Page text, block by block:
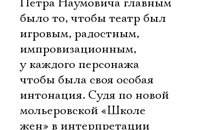
Петра Наумовича главным
было то, чтобы театр был
игровым, радостным,
импровизационным,
у каждого персонажа
чтобы была своя особая
интонация. Судя по новой
мольеровской «Школе
жен» в интерпретации